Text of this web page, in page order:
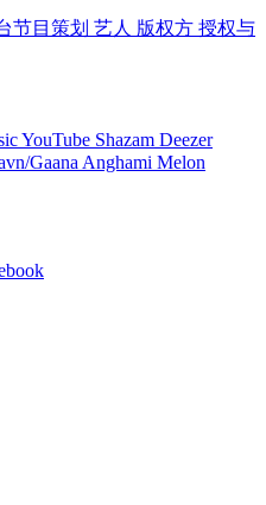
节目策划 艺人 版权方 授权与
YouTube Shazam Deezer
Gaana Anghami Melon